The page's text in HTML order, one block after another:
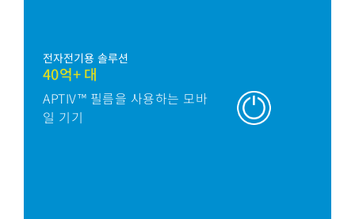
전자전기용 솔루션
40억+ 대
APTIV™ 필름을 사용하는 모바
일 기기